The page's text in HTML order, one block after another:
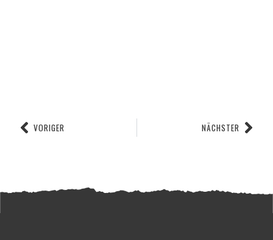
VORIGER NÄCHSTER